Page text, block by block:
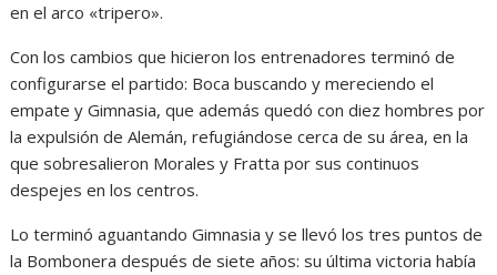
en el arco «tripero».
Con los cambios que hicieron los entrenadores terminó de
configurarse el partido: Boca buscando y mereciendo el
empate y Gimnasia, que además quedó con diez hombres por
la expulsión de Alemán, refugiándose cerca de su área, en la
que sobresalieron Morales y Fratta por sus continuos
despejes en los centros.
Lo terminó aguantando Gimnasia y se llevó los tres puntos de
la Bombonera después de siete años: su última victoria había